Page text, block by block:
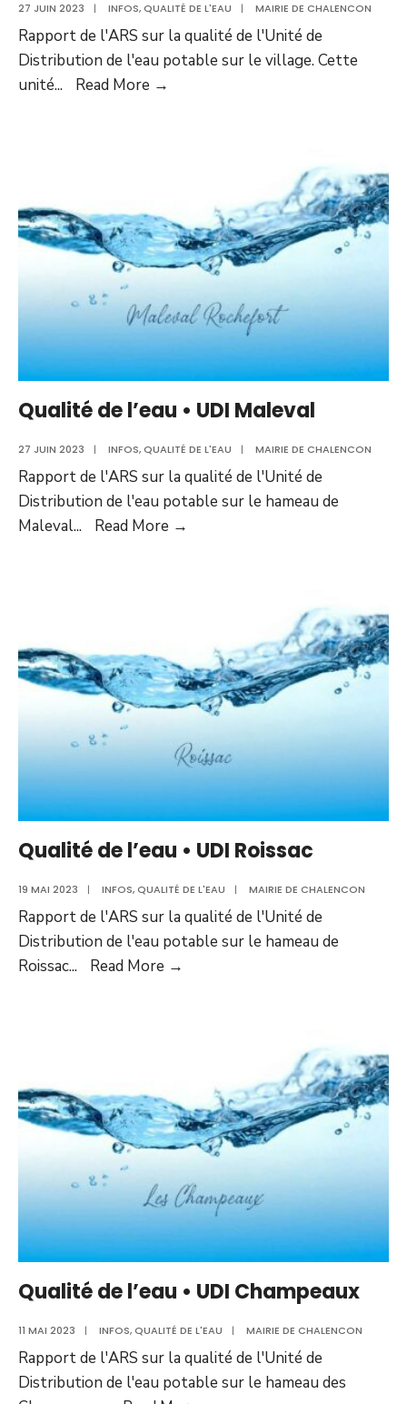
27 JUIN 2023 | INFOS,QUALITÉ DE L'EAU | MAIRIE DE CHALENCON
Rapport de l'ARS sur la qualité de l'Unité de
Distribution de l'eau potable sur le village. Cette
unité... Read More →
Village
Qualité de l’eau • UDI Maleval
27 JUIN 2023 | INFOS,QUALITÉ DE L'EAU | MAIRIE DE CHALENCON
Rapport de l'ARS sur la qualité de l'Unité de
Distribution de l'eau potable sur le hameau de
Maleval... Read More →
Maleval
Qualité de l’eau • UDI Roissac
19 MAI 2023 | INFOS,QUALITÉ DE L'EAU | MAIRIE DE CHALENCON
Rapport de l'ARS sur la qualité de l'Unité de
Distribution de l'eau potable sur le hameau de
Roissac... Read More →
Roissac
Qualité de l’eau • UDI Champeaux
11 MAI 2023 | INFOS,QUALITÉ DE L'EAU | MAIRIE DE CHALENCON
Rapport de l'ARS sur la qualité de l'Unité de
Distribution de l'eau potable sur le hameau des